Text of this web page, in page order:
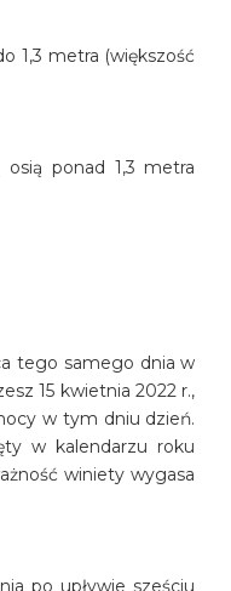
1,3 metra (większość
ponad 1,3 metra
tego samego dnia w
15 kwietnia 2022 r.,
w tym dniu dzień.
w kalendarzu roku
winiety wygasa
po upływie sześciu